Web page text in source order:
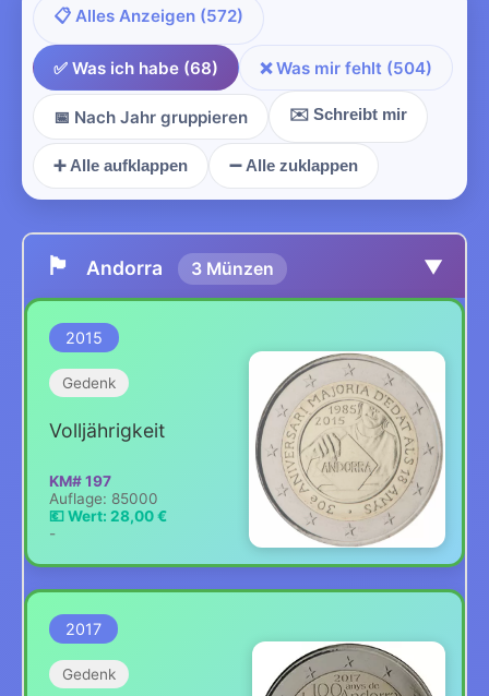
📋 Alles Anzeigen (572)
✅ Was ich habe (68) ❌ Was mir fehlt (504)
📅 Nach Jahr gruppieren ✉️ Schreibt mir
➕ Alle aufklappen ➖ Alle zuklappen
🏴 Andorra 3 Münzen ▼
2015
Gedenk
Volljährigkeit
KM# 197
Auflage: 85000
💶 Wert: 28,00 €
-
2017
Gedenk